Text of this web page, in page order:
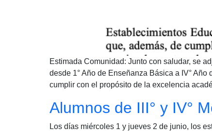
Estimada Comunidad: Junto con saludar, se
desde 1° Año de Enseñanza Básica a IV°
cumplir con el propósito de la excelencia
Alumnos de III° y IV°
Los días miércoles 1 y jueves 2 de junio, los